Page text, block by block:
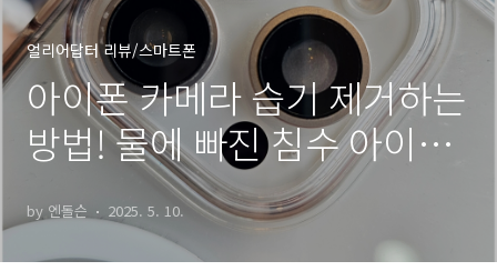
얼리어답터 리뷰/스마트폰
아이폰 카메라 습기 제거하는
방법! 물에 빠진 침수 아이폰
실리카겔 방습제 수리 비용
은?
by 엔돌슨 2025. 5. 10.